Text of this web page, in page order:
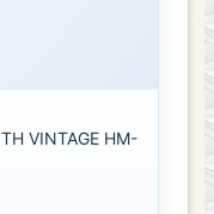
VINTAGE HM-